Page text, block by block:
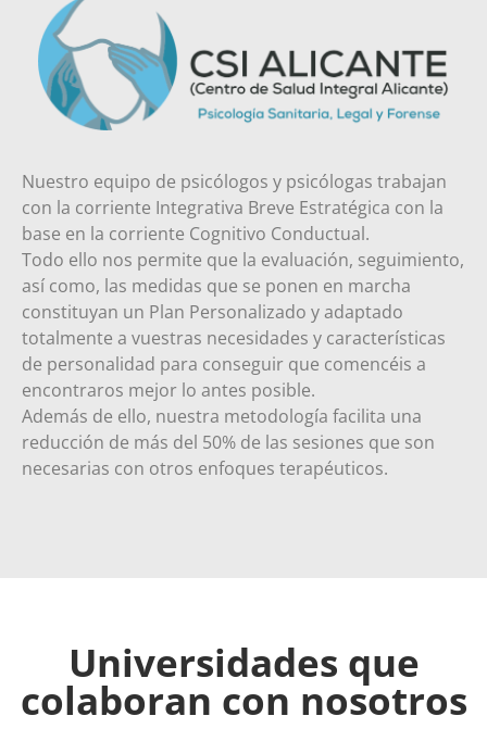
Nuestro equipo de psicólogos y psicólogas trabajan
con la corriente Integrativa Breve Estratégica con la
base en la corriente Cognitivo Conductual.
Todo ello nos permite que la evaluación, seguimiento,
así como, las medidas que se ponen en marcha
constituyan un Plan Personalizado y adaptado
totalmente a vuestras necesidades y características
de personalidad para conseguir que comencéis a
encontraros mejor lo antes posible.
Además de ello, nuestra metodología facilita una
reducción de más del 50% de las sesiones que son
necesarias con otros enfoques terapéuticos.
Universidades que
colaboran con nosotros